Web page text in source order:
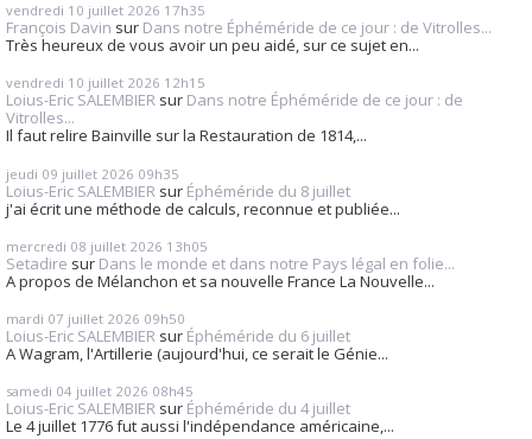
vendredi 10 juillet 2026 17h35
François Davin sur Dans notre Éphéméride de ce jour : de Vitrolles...
Très heureux de vous avoir un peu aidé, sur ce sujet en...
vendredi 10 juillet 2026 12h15
Loius-Eric SALEMBIER sur Dans notre Éphéméride de ce jour : de
Vitrolles...
Il faut relire Bainville sur la Restauration de 1814,...
jeudi 09 juillet 2026 09h35
Loius-Eric SALEMBIER sur Éphéméride du 8 juillet
j'ai écrit une méthode de calculs, reconnue et publiée...
mercredi 08 juillet 2026 13h05
Setadire sur Dans le monde et dans notre Pays légal en folie...
A propos de Mélanchon et sa nouvelle France La Nouvelle...
mardi 07 juillet 2026 09h50
Loius-Eric SALEMBIER sur Éphéméride du 6 juillet
A Wagram, l'Artillerie (aujourd'hui, ce serait le Génie...
samedi 04 juillet 2026 08h45
Loius-Eric SALEMBIER sur Éphéméride du 4 juillet
Le 4 juillet 1776 fut aussi l'indépendance américaine,...